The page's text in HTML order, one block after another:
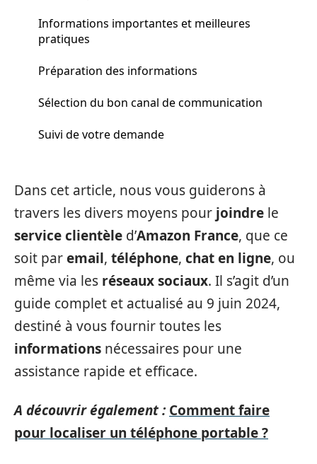
Informations importantes et meilleures
pratiques
Préparation des informations
Sélection du bon canal de communication
Suivi de votre demande
Dans cet article, nous vous guiderons à
travers les divers moyens pour joindre le
service clientèle d’Amazon France, que ce
soit paremail, téléphone, chat en ligne, ou
même via les réseaux sociaux. Il s’agit d’un
guide complet et actualisé au 9 juin 2024,
destiné à vous fournir toutes les
informations nécessaires pour une
assistance rapide et efficace.
A découvrir également : Comment faire
pour localiser un téléphone portable ?